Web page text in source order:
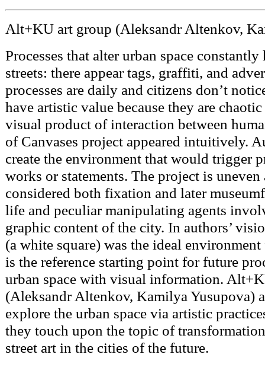
Alt+KU art group (Aleksandr Altenkov,
Processes that alter urban space
streets: there appear tags, graffiti, and
processes are daily and citizens don’t
have artistic value because they are
visual product of interaction between
of Canvases project appeared intuitively.
create the environment that would trigger
works or statements. The project is uneven
considered both fixation and later
life and peculiar manipulating agents
graphic content of the city. In authors’
(a white square) was the ideal
is the reference starting point for future
urban space with visual information.
(Aleksandr Altenkov, Kamilya Yusupova)
explore the urban space via artistic
they touch upon the topic of
street art in the cities of the future.